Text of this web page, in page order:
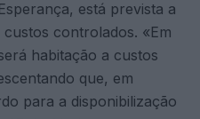
está prevista a
controlados. «Em
habitação a custos
que, em
para a disponibilização